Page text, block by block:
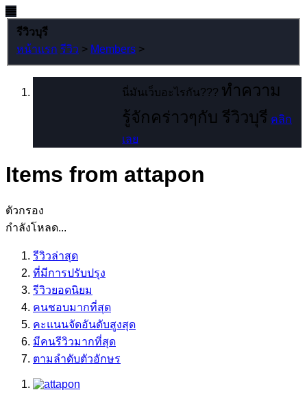
รีวิวบุรี
หน้าแรก รีวิว > Members >
นี่มันเว็บอะไรกัน??? ทำความ
รู้จักคร่าวๆกับ รีวิวบุรี คลิก
เลย
Items from attapon
ตัวกรอง
กำลังโหลด...
รีวิวล่าสุด
ที่มีการปรับปรุง
รีวิวยอดนิยม
คนชอบมากที่สุด
คะแนนจัดอันดับสูงสุด
มีคนรีวิวมากที่สุด
ตามลำดับตัวอักษร